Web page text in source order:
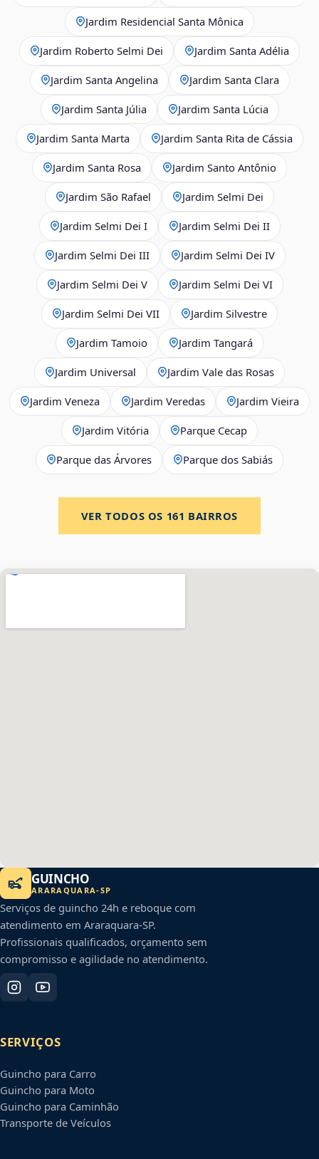
Jardim Residencial Santa Mônica
Jardim Roberto Selmi Dei Jardim Santa Adélia
Jardim Santa Angelina Jardim Santa Clara
Jardim Santa Júlia Jardim Santa Lúcia
Jardim Santa Marta Jardim Santa Rita de Cássia
Jardim Santa Rosa Jardim Santo Antônio
Jardim São Rafael Jardim Selmi Dei
Jardim Selmi Dei I Jardim Selmi Dei II
Jardim Selmi Dei III Jardim Selmi Dei IV
Jardim Selmi Dei V Jardim Selmi Dei VI
Jardim Selmi Dei VII Jardim Silvestre
Jardim Tamoio Jardim Tangará
Jardim Universal Jardim Vale das Rosas
Jardim Veneza Jardim Veredas Jardim Vieira
Jardim Vitória Parque Cecap
Parque das Árvores Parque dos Sabiás
VER TODOS OS 161 BAIRROS
GUINCHO
ARARAQUARA-SP
Serviços de guincho 24h e reboque com
atendimento em Araraquara-SP.
Profissionais qualificados, orçamento sem
compromisso e agilidade no atendimento.
SERVIÇOS
Guincho para Carro
Guincho para Moto
Guincho para Caminhão
Transporte de Veículos